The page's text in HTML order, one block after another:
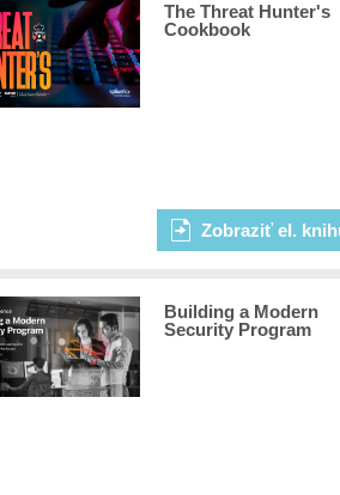
The Threat Hunter's
Cookbook
Zobraziť el.
Building a Modern
Security Program